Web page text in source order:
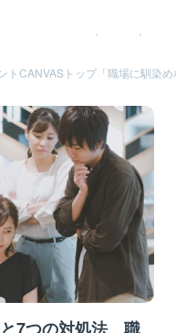
トCANVASトップ 「職場に馴染
7つの対処法、職